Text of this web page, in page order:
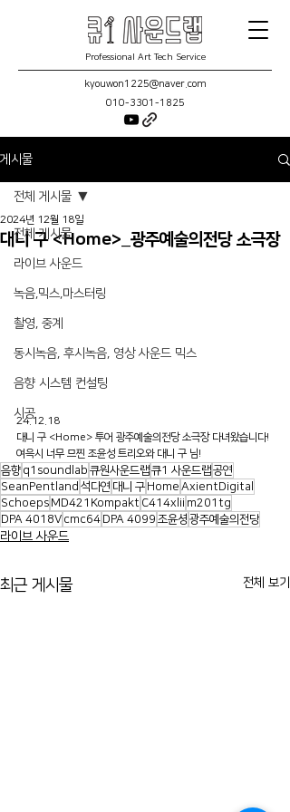
Professional Art Tech Service
kyouwon1225@naver.com
010-3301-1825
게시물
전체 게시물
라이브 사운드
녹음,믹스,마스터링
촬영, 중계
동시녹음, 후시녹음, 영상 사운드 믹스
음향 시스템 컨설팅
시공
전체 게시물
대니 구 <Home>_광주예술의전당 소극장
2024년 12월 18일
24.12.18
대니 구 <Home> 투어 광주예술의전당 소극장 다녀왔습니다!
여윽시 너무 므찐 조윤성 트리오와 대니 구 님!
음향 q1soundlab 큐원사운드랩큐1 사운드랩공연
SeanPentland 석다연 대니 구 Home AxientDigital
Schoeps MD421Kompakt C414xlii m201tg
DPA 4018V cmc64 DPA 4099 조윤셩 광주예술의전당
라이브 사운드
최근 게시물 전체 보기